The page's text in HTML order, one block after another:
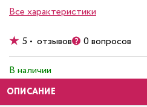
Все характеристики
5 • отзывов 0 вопросов
В наличии
ОПИСАНИЕ